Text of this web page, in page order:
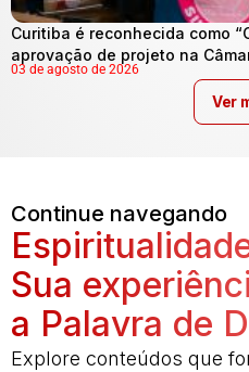
Curitiba é reconhecida como
aprovação de projeto na
03 de agosto de 2026
Ver
Continue navegando
Sua
a Palavra de
Explore conteúdos que